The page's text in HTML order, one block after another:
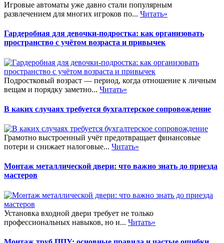
Игровые автоматы уже давно стали популярным
развлечением для многих игроков по... Читать»
Гардеробная для девочки-подростка: как организовать
пространство с учётом возраста и привычек
Подростковый возраст — период, когда отношение к личным
вещам и порядку заметно... Читать»
В каких случаях требуется бухгалтерское сопровождение
Грамотно выстроенный учёт предотвращает финансовые
потери и снижает налоговые... Читать»
Монтаж металлической двери: что важно знать до приезда
мастеров
Установка входной двери требует не только
профессиональных навыков, но и... Читать»